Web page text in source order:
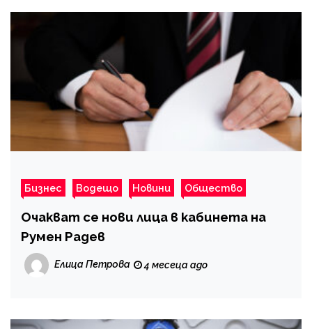
Бизнес Водещо Новини Общество
Очакват се нови лица в кабинета на
Румен Радев
Елица Петрова 4 месеца ago